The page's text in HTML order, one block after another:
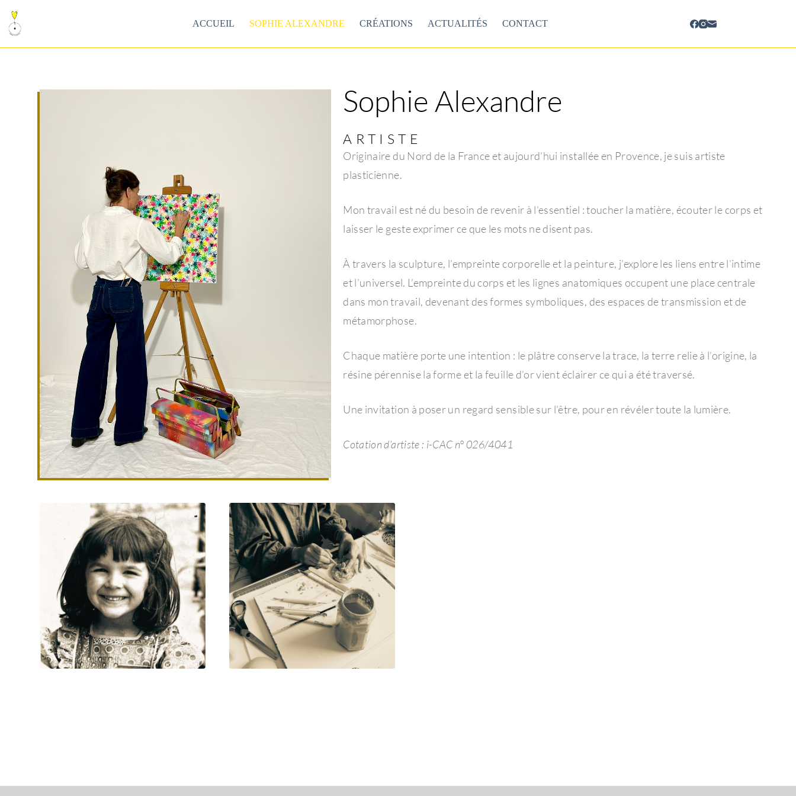
ACCUEIL SOPHIE ALEXANDRE CRÉATIONS ACTUALITÉS CONTACT
Sophie Alexandre
ARTISTE
Originaire du Nord de la France et aujourd’hui installée en Provence, je suis artiste
plasticienne.
Mon travail est né du besoin de revenir à l’essentiel : toucher la matière, écouter le corps et
laisser le geste exprimer ce que les mots ne disent pas.
À travers la sculpture, l’empreinte corporelle et la peinture, j’explore les liens entre l’intime
et l’universel. L’empreinte du corps et les lignes anatomiques occupent une place centrale
dans mon travail, devenant des formes symboliques, des espaces de transmission et de
métamorphose.
Chaque matière porte une intention : le plâtre conserve la trace, la terre relie à l’origine, la
résine pérennise la forme et la feuille d’or vient éclairer ce qui a été traversé.
Une invitation à poser un regard sensible sur l’être, pour en révéler toute la lumière.
Cotation d’artiste : i-CAC n° 026/4041